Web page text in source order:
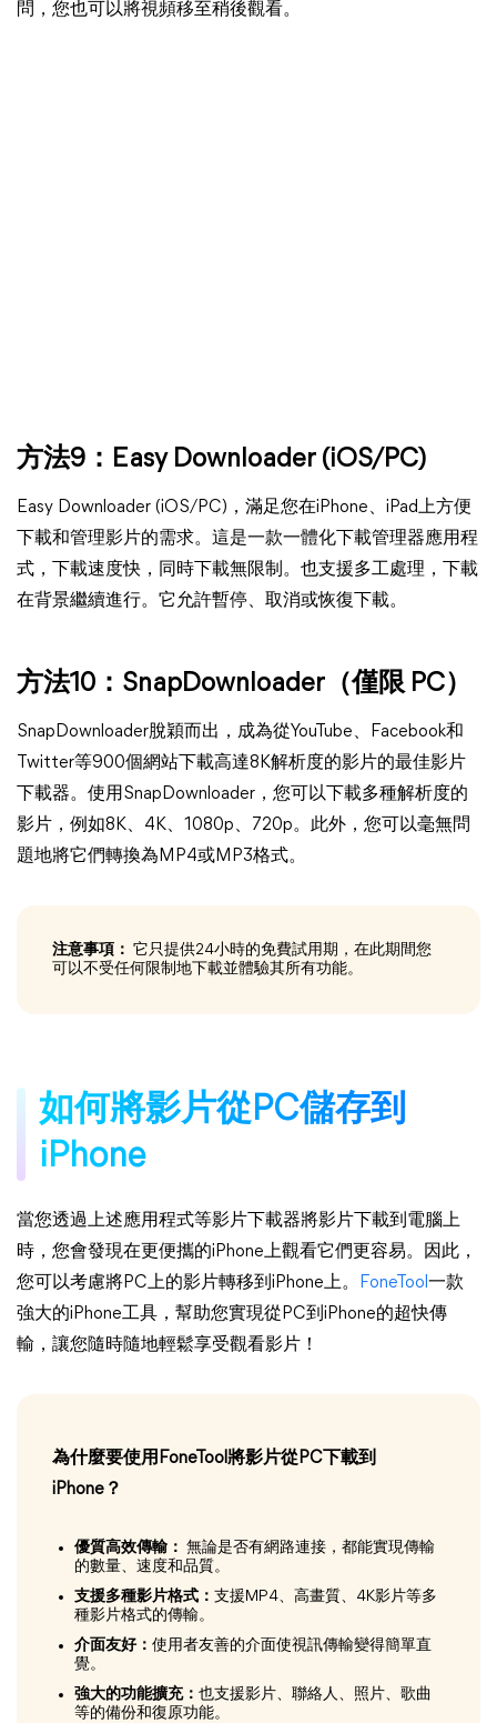
問，您也可以將視頻移至稍後觀看。
方法9： Easy Downloader (iOS/PC)
Easy Downloader (iOS/PC)，滿足您在iPhone、iPad上方便
下載和管理影片的需求。這是一款一體化下載管理器應用程
式，下載速度快，同時下載無限制。也支援多工處理，下載
在背景繼續進行。它允許暫停、取消或恢復下載。
方法10：SnapDownloader（僅限 PC）
SnapDownloader脫穎而出，成為從YouTube、Facebook和
Twitter等900個網站下載高達8K解析度的影片的最佳影片
下載器。使用SnapDownloader，您可以下載多種解析度的
影片，例如8K、4K、1080p、720p。此外，您可以毫無問
題地將它們轉換為MP4或MP3格式。
注意事項： 它只提供24小時的免費試用期，在此期間您
可以不受任何限制地下載並體驗其所有功能。
如何將影片從PC儲存到
iPhone
當您透過上述應用程式等影片下載器將影片下載到電腦上
時，您會發現在更便攜的iPhone上觀看它們更容易。因此，
您可以考慮將PC上的影片轉移到iPhone上。
FoneTool 一款
強大的iPhone工具，幫助您實現從PC到iPhone的超快傳
輸，讓您隨時隨地輕鬆享受觀看影片！
為什麼要使用FoneTool將影片從PC下載到
iPhone？
優質高效傳輸： 無論是否有網路連接，都能實現傳輸
的數量、速度和品質。
支援多種影片格式： 支援MP4、高畫質、4K影片等多
種影片格式的傳輸。
介面友好： 使用者友善的介面使視訊傳輸變得簡單直
覺。
強大的功能擴充： 也支援影片、聯絡人、照片、歌曲
等的備份和復原功能。